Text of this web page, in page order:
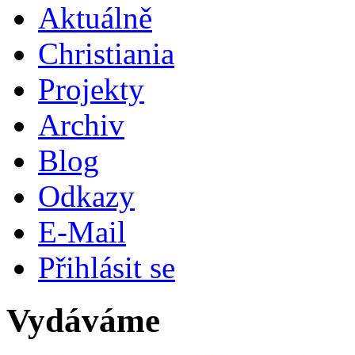
Aktuálně
Christiania
Projekty
Archiv
Blog
Odkazy
E-Mail
Přihlásit se
Vydáváme